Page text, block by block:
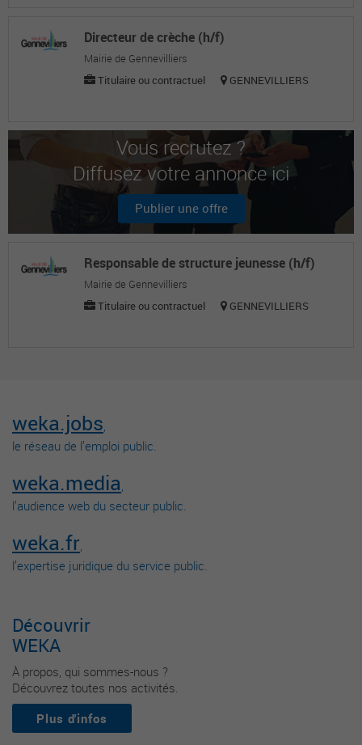
Directeur de crèche (h/f)
Mairie de Gennevilliers
Titulaire ou contractuel
GENNEVILLIERS
Vous recrutez ?
Diffusez votre annonce ici
Publier une offre
Responsable de structure jeunesse (h/f)
Mairie de Gennevilliers
Titulaire ou contractuel
GENNEVILLIERS
weka.jobs,
le réseau de l’emploi public.
weka.media,
l’audience web du secteur public.
weka.fr,
l’expertise juridique du service public.
Découvrir
WEKA
À propos, qui sommes-nous ?
Découvrez toutes nos activités.
Plus d'infos